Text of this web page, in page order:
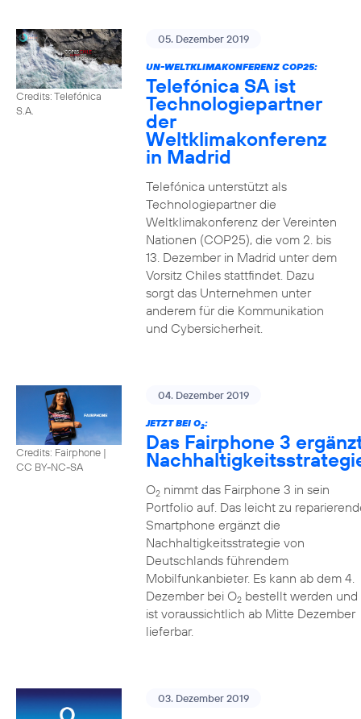
Credits: Telefónica
S.A.
05. Dezember 2019
UN-WELTKLIMAKONFERENZ COP25:
Telefónica SA ist
Technologiepartner
der
Weltklimakonferenz
in Madrid
Telefónica unterstützt als
Technologiepartner die
Weltklimakonferenz der Vereinten
Nationen (COP25), die vom 2. bis
13. Dezember in Madrid unter dem
Vorsitz Chiles stattfindet. Dazu
sorgt das Unternehmen unter
anderem für die Kommunikation
und Cybersicherheit.
Credits: Fairphone |
CC BY-NC-SA
04. Dezember 2019
JETZT BEI O2:
Das Fairphone 3
O2nimmt das Fairphone 3 in sein
Portfolio auf. Das leicht zu
Smartphone ergänzt die
Nachhaltigkeitsstrategie von
Deutschlands führendem
Mobilfunkanbieter. Es kann ab dem 4.
Dezember bei O2bestellt werden und
ist voraussichtlich ab Mitte Dezember
lieferbar.
03. Dezember 2019